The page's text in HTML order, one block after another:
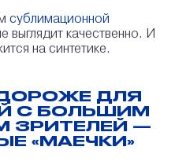
сублимационной
выглядит качественно. И
на синтетике.
ДЛЯ
С БОЛЬШИМ
ЗРИТЕЛЕЙ —
«МАЕЧКИ»